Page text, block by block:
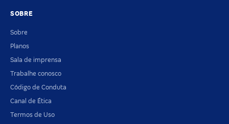
SOBRE
Sobre
Planos
Sala de imprensa
Trabalhe conosco
Código de Conduta
Canal de Ética
Termos de Uso